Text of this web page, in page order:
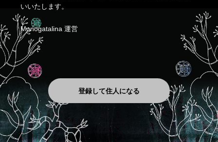
いいたします。
Monogatalina 運営
登録して住人になる